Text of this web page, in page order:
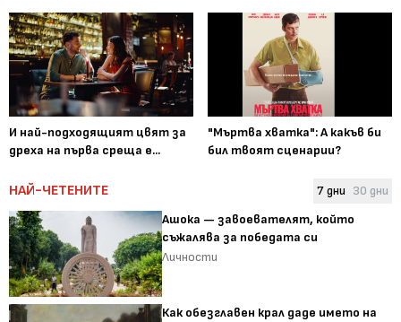
И най-подходящият цвят за
дреха на първа среща е...
"Мъртва хватка": А какъв би
бил твоят сценарии?
НАЙ-ЧЕТЕНИТЕ 7 дни 30 дни
Ашока — завоевателят, който
съжалява за победата си
Личности
Как обезглавен крал даде името на